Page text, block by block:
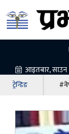
ट्रेन्डिङ